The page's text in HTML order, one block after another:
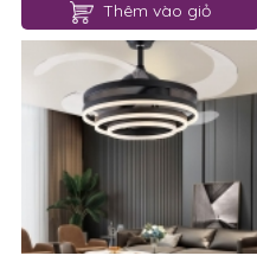
Thêm vào giỏ